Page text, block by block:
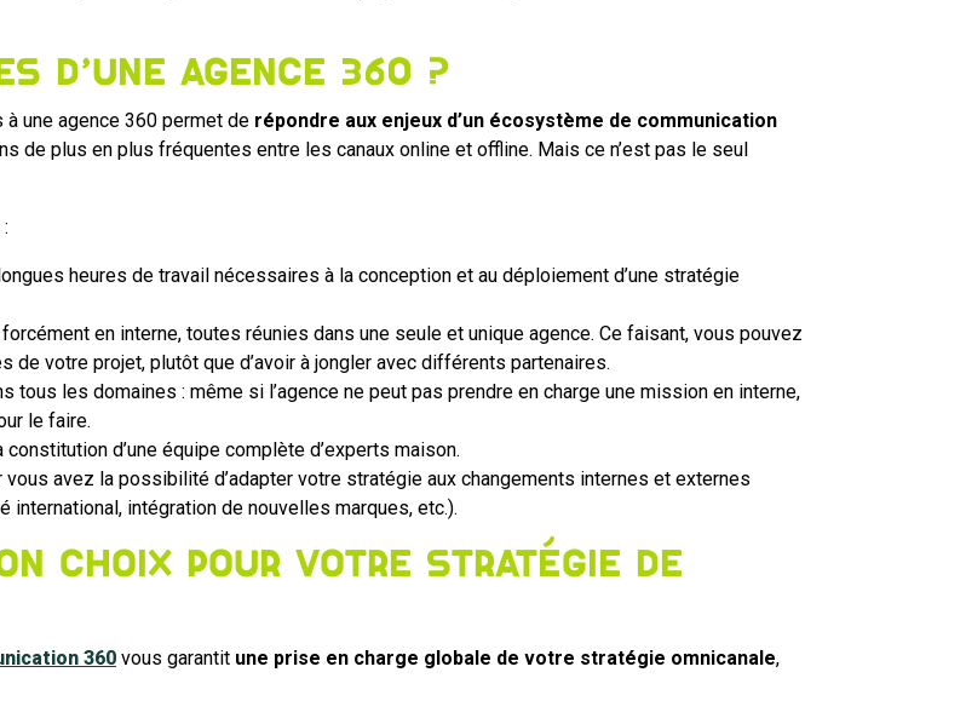
d’une agence 360 ?
une agence 360 permet de répondre aux enjeux d’un écosystème de communication
de plus en plus fréquentes entre les canaux online et offline. Mais ce n’est pas le seul
heures de travail nécessaires à la conception et au déploiement d’une stratégie
en interne, toutes réunies dans une seule et unique agence. Ce faisant, vous pouvez
votre projet, plutôt que d’avoir à jongler avec différents partenaires.
tous les domaines : même si l’agence ne peut pas prendre en charge une mission en interne,
le faire.
d’une équipe complète d’experts maison.
vous avez la possibilité d’adapter votre stratégie aux changements internes et externes
international, intégration de nouvelles marques, etc.).
choix pour votre stratégie de
360 vous garantit une prise en charge globale de votre stratégie omnicanale,